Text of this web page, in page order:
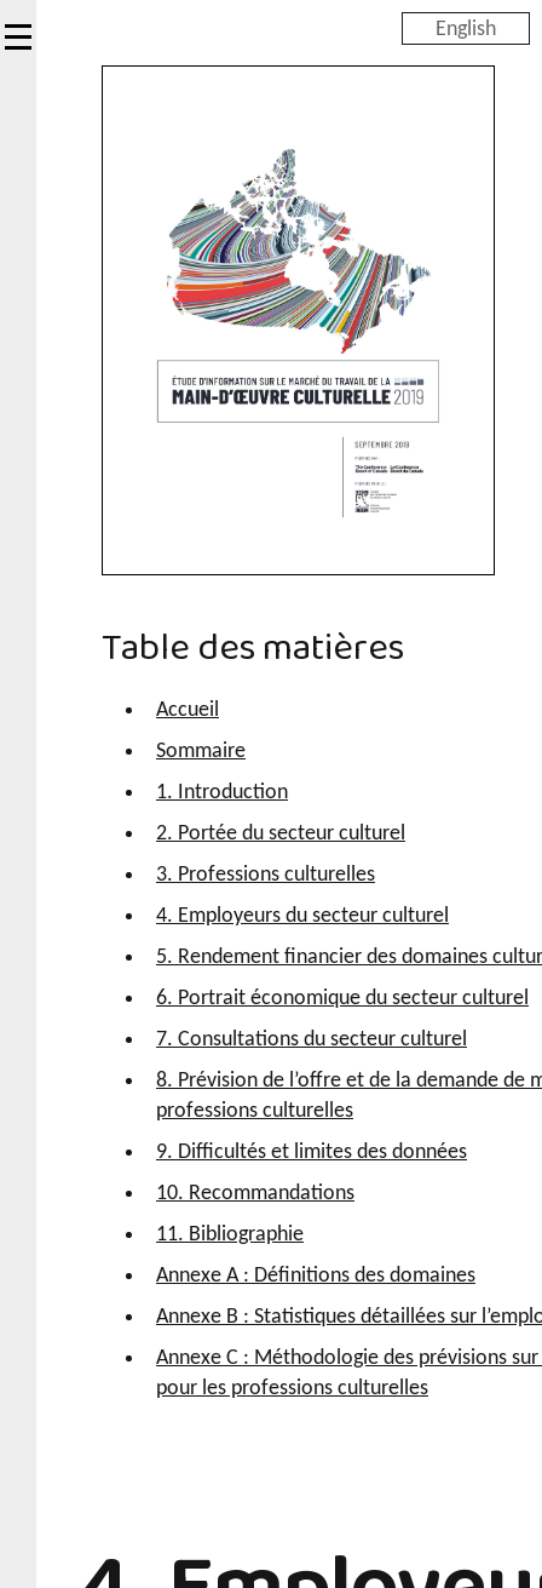
to
Table des matières
Accueil
Sommaire
1. Introduction
2. Portée du secteur culturel
3. Professions culturelles
4. Employeurs du secteur culturel
5. Rendement financier des domaines
6. Portrait économique du secteur culturel
7. Consultations du secteur culturel
8. Prévision de l’offre et de la demande de
professions culturelles
9. Difficultés et limites des données
10. Recommandations
11. Bibliographie
Annexe A : Définitions des domaines
Annexe B : Statistiques détaillées sur
Annexe C : Méthodologie des prévisions
pour les professions culturelles
English